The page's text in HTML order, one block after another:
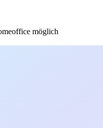
möglich